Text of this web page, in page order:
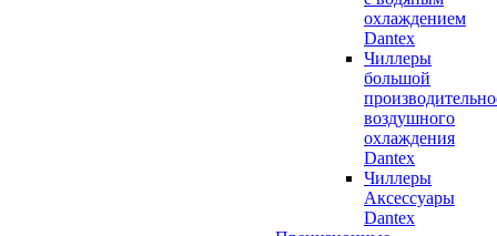
охлаждением
Dantex
Чиллеры
большой
воздушного
охлаждения
Dantex
Чиллеры
Аксессуары
Dantex